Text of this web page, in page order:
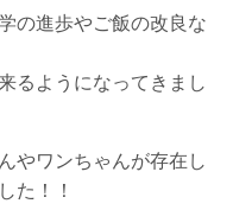
の進歩やご飯の改良な
るようになってきまし
やワンちゃんが存在し
た！！